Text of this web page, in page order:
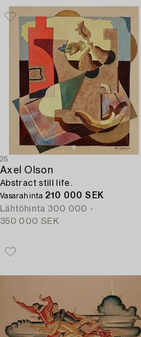
26
Axel Olson
Abstract still life.
Vasarahinta 210 000 SEK
Lähtöhinta 300 000 -
350 000 SEK